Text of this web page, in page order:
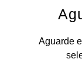
Aguarde